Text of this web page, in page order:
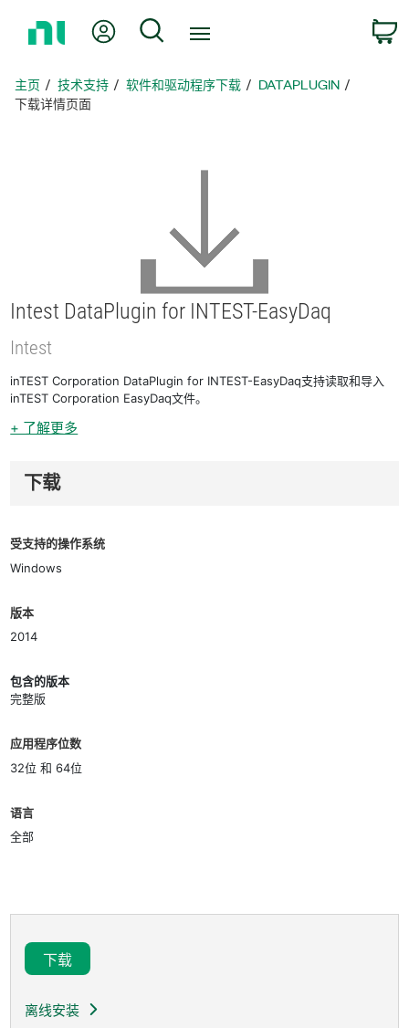
页
我的账户 搜索
主页 技术支持 软件和驱动程序下载
DATAPLUGIN
下载详情页面
Intest DataPlugin for INTEST-EasyDaq
Intest
inTEST Corporation DataPlugin for INTEST-EasyDaq支持读取和导入
inTEST Corporation EasyDaq文件。
+ 了解更多
下载
受支持的操作系统
Windows
版本
2014
包含的版本
完整版
应用程序位数
32位 和 64位
语言
全部
下载
离线安装